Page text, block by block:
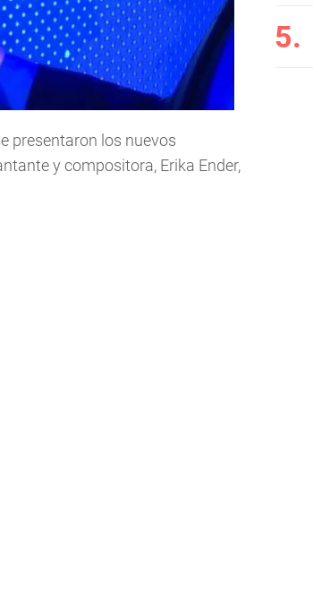
presentaron los nuevos
y compositora, Erika Ender,